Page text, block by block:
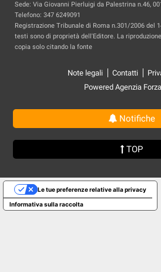
Sede: Via Giovanni Pierluigi da Palestrina n.46,
Telefono: 347 6249091
Registrazione Tribunale di Roma n.301/2006 del
testi sono di proprietà dell'Editore. La
copia solo citando la fonte
Note legali Contatti
Powered Agenzia
Notifiche
TOP
Informativa sulla raccolta
Le tue preferenze relative alla privacy